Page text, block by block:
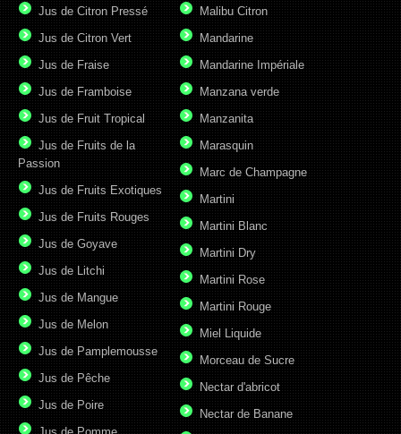
Jus de Citron Pressé
Jus de Citron Vert
Jus de Fraise
Jus de Framboise
Jus de Fruit Tropical
Jus de Fruits de la
Passion
Jus de Fruits Exotiques
Jus de Fruits Rouges
Jus de Goyave
Jus de Litchi
Jus de Mangue
Jus de Melon
Jus de Pamplemousse
Jus de Pêche
Jus de Poire
Malibu Citron
Mandarine
Mandarine Impériale
Manzana verde
Manzanita
Marasquin
Marc de Champagne
Martini
Martini Blanc
Martini Dry
Martini Rose
Martini Rouge
Miel Liquide
Morceau de Sucre
Nectar d'abricot
Nectar de Banane